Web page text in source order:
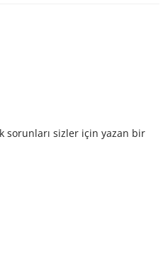
sorunları sizler için yazan bir